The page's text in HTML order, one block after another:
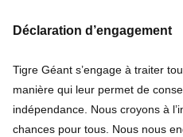
Déclaration d’engagement
Tigre Géant s’engage à traiter
manière qui leur permet de
indépendance. Nous croyons à
chances pour tous. Nous nous